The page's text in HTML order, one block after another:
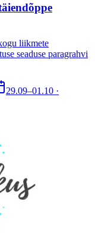
liikmete
seaduse paragrahvi
29.09–01.10 ·